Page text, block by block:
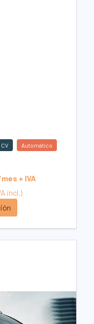
Automático
+ IVA
incl.)